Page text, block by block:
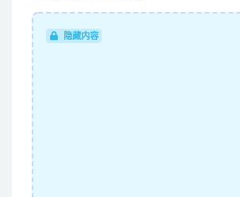
隐藏内容